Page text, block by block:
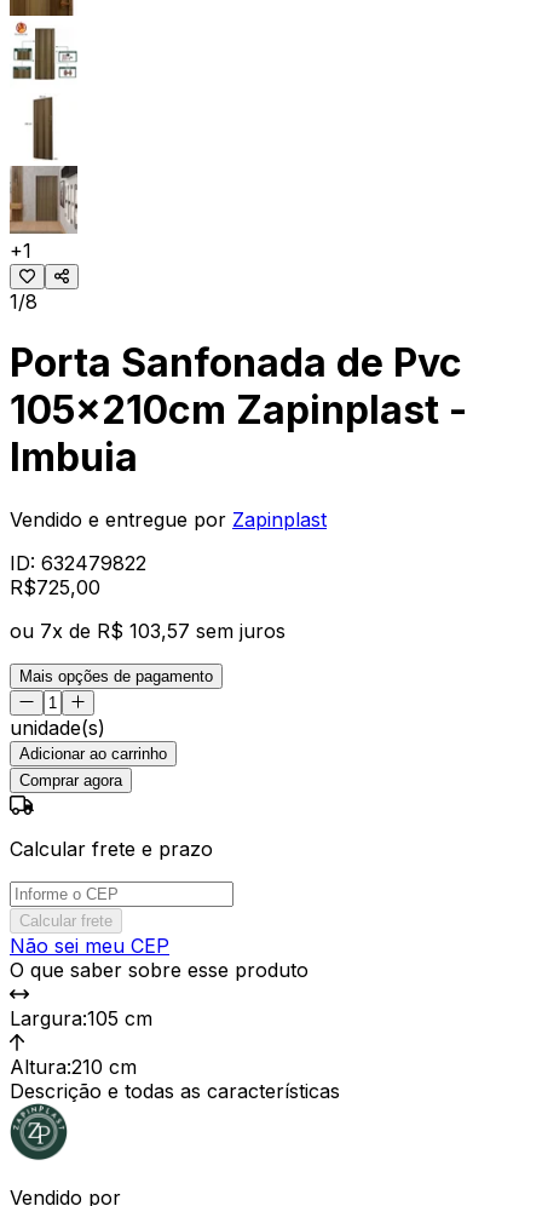
+1
1/8
Porta Sanfonada de Pvc
105x210cm Zapinplast -
Imbuia
Vendido e entregue por Zapinplast
ID: 632479822
R$725,00
ou 7x de R$ 103,57 sem juros
Mais opções de pagamento
unidade(s)
Adicionar ao carrinho
Comprar agora
Calcular frete e prazo
Calcular frete
Não sei meu CEP
O que saber sobre esse produto
Largura:105 cm
Altura:210 cm
Descrição e todas as características
Vendido por